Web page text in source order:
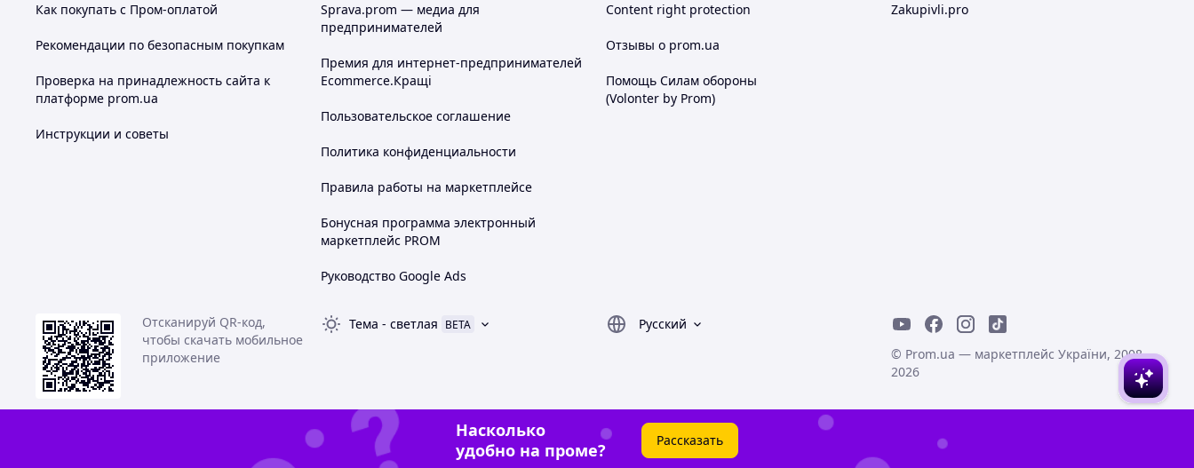
Как покупать с Пром-оплатой
Рекомендации по безопасным покупкам
Проверка на принадлежность сайта к
платформе prom.ua
Инструкции и советы
Sprava.prom — медиа для
предпринимателей
Премия для интернет-предпринимателей
Ecommerce.Кращі
Пользовательское соглашение
Политика конфиденциальности
Правила работы на маркетплейсе
Бонусная программа электронный
маркетплейс PROM
Руководство Google Ads
Content right protection
Отзывы о prom.ua
Помощь Силам обороны
(Volonter by Prom)
Zakupivli.pro
Отсканируй QR-код,
чтобы скачать мобильное
приложение
Тема - светлая BETA
Русский
© Prom.ua — маркетплейс України, 2008-
2026
Насколько
удобно на проме?
Рассказать